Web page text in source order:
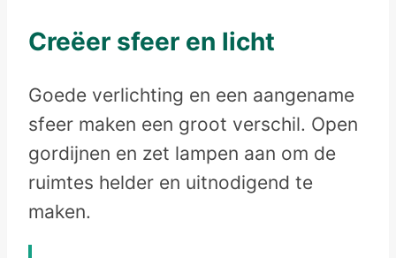
Creëer sfeer en licht
Goede verlichting en een aangename
sfeer maken een groot verschil. Open
gordijnen en zet lampen aan om de
ruimtes helder en uitnodigend te
maken.